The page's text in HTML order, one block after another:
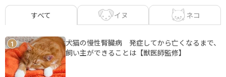
すべて イヌ ネコ
1
犬猫の慢性腎臓病 発症してから亡くなるまで、
飼い主ができることは【獣医師監修】